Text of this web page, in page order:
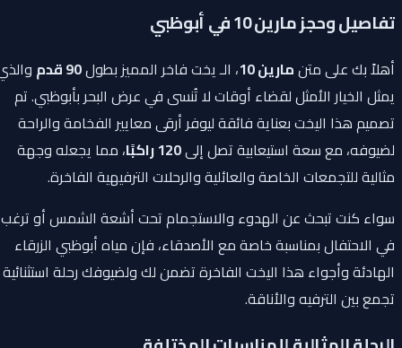
تفاصيل وحجز مارين 10 في أبوظبي
أهلاً بك على متنمارين 10 ، الـ يخت فاخر المميز بطول90 قدم
والذي
يمثل الخيار الأمثل لقضاء أوقات لا تُنسى في عرض البحر بأبوظبي. تم
تصميم هذا اليخت بعناية فائقة ليوفر أرقى معايير الفخامة والراحة
لضيوفه، مع سعة استيعابية تصل إلى120 راكبًا
، مما يجعله وجهة
مثالية للتجمعات الخاصة والعائلية والرحلات الترفيهية الفاخرة.
سواء كنت تبحث عن الهدوء والاستجمام تحت أشعة الشمس أو ترغب
في الاحتفال بمناسبة خاصة مع الأصدقاء، فإن مياه أبوظبي الزرقاء
الهادئة وأجواء هذا اليخت الفاخرة تضمن لك ولضيوفك رحلة استثنائية
تجمع بين الترفيه والأناقة.